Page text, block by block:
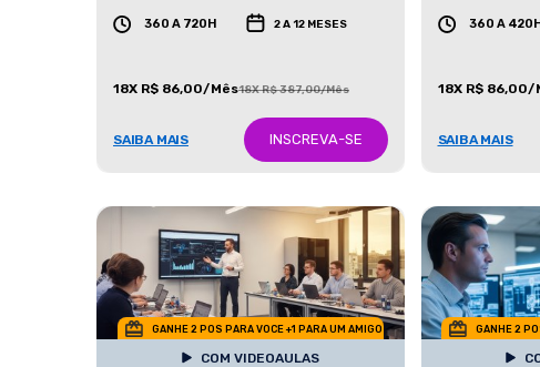
360 A 720H 2 A 12 MESES
18X R$ 86,00/Mês18X R$ 387,00/Mês
SAIBA MAIS INSCREVA-SE
360 A
18X R$ 86,00/
SAIBA MAIS
GANHE 2 POS PARA VOCE +1 PARA UM AMIGO
COM VIDEOAULAS
GANHE 2